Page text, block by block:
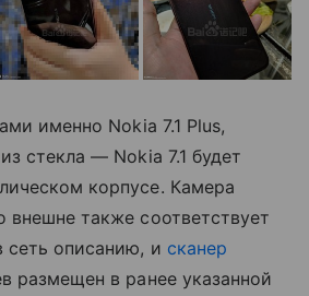
именно Nokia 7.1 Plus,
стекла — Nokia 7.1 будет
корпусе. Камера
внешне также соответствует
сеть описанию, и сканер
размещен в ранее указанной